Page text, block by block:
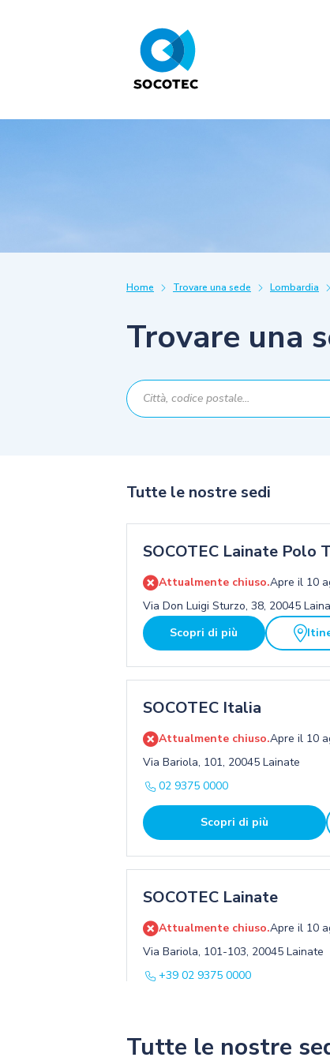
Home Trovare una sede Lombardia
Trovare una
Tutte le nostre sedi
SOCOTEC Lainate Polo
Attualmente chiuso.Apre il 10
Via Don Luigi Sturzo, 38, 20045
Scopri di più
SOCOTEC Italia
Attualmente chiuso.Apre il 10
Via Bariola, 101, 20045 Lainate
02 9375 0000
Scopri di più
SOCOTEC Lainate
Attualmente chiuso.Apre il 10
Via Bariola, 101-103, 20045 Lainate
+39 02 9375 0000
Tutte le nostre